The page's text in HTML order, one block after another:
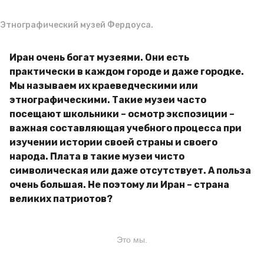
Этнографический музей Фердоуса.
Иран очень богат музеями. Они есть
практически в каждом городе и даже городке.
Мы называем их краеведческими или
этнографическими. Такие музеи часто
посещают школьники – осмотр экспозиции –
важная составляющая учебного процесса при
изучении истории своей страны и своего
народа. Плата в такие музеи чисто
символическая или даже отсутствует. А польза
очень большая. Не поэтому ли Иран – страна
великих патриотов?
Это мы.